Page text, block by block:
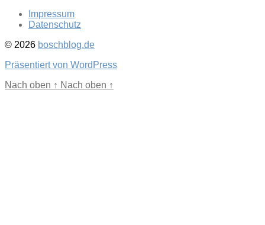
Impressum
Datenschutz
© 2026 boschblog.de
Präsentiert von WordPress
Nach oben ↑ Nach oben ↑